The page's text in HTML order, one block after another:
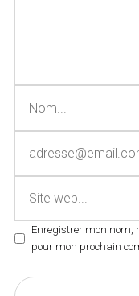
Enregistrer mon nom,
pour mon prochain